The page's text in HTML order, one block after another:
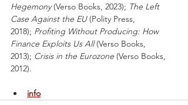
Hegemony (Verso Books, 2023); The Left
Case Against the EU (Polity Press,
2018); Profiting Without Producing: How
Finance Exploits Us All (Verso Books,
2013); Crisis in the Eurozone (Verso Books,
2012).
info